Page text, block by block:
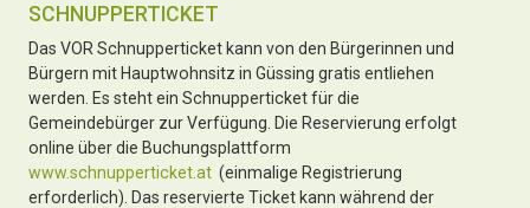
SCHNUPPERTICKET
Das VOR Schnupperticket kann von den Bürgerinnen und
Bürgern mit Hauptwohnsitz in Güssing gratis entliehen
werden. Es steht ein Schnupperticket für die
Gemeindebürger zur Verfügung. Die Reservierung erfolgt
online über die Buchungsplattform
www.schnupperticket.at (einmalige Registrierung
erforderlich). Das reservierte Ticket kann während der